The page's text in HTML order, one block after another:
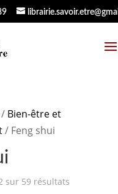
/ Bien-être et
/ Feng shui
sur 59 résultats